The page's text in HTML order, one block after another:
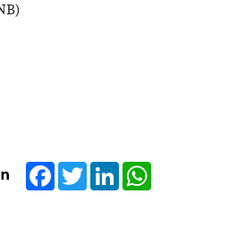
Facebook
TwitterLinkedIn